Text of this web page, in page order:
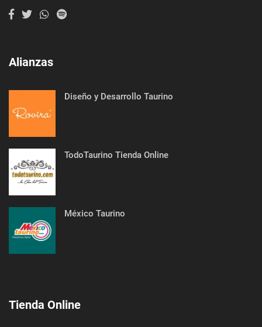
Alianzas
Diseño y Desarrollo Taurino
TodoTaurino Tienda Online
México Taurino
Tienda Online